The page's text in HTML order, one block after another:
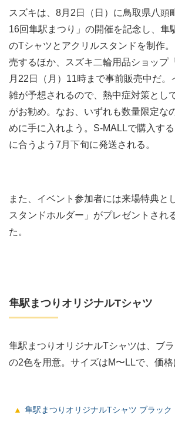
スズキは、8月2日（日）に鳥取県八頭
16回隼駅まつり」の開催を記念し、隼
のTシャツとアクリルスタンドを制作
売するほか、スズキ二輪用品ショップ
月22日（月）11時まで事前販売中だ。
雑が予想されるので、熱中症対策とし
がお勧め。なお、いずれも数量限定な
めに手に入れよう。S-MALLで購入す
に合うよう7月下旬に発送される。
また、イベント参加者には来場特典と
スタンドホルダー」がプレゼントされ
た。
隼駅まつりオリジナルTシャツ
隼駅まつりオリジナルTシャツは、ブ
の2色を用意。サイズはM〜LLで、価格
隼駅まつりオリジナルTシャツ ブラック